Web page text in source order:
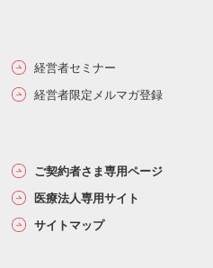
経営者セミナー
経営者限定メルマガ登録
ご契約者さま専用ページ
医療法人専用サイト
サイトマップ